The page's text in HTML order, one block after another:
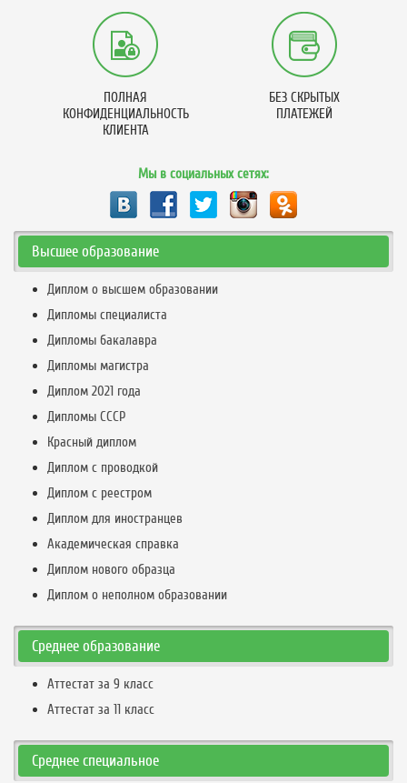
ПОЛНАЯ
КОНФИДЕНЦИАЛЬНОСТЬ
КЛИЕНТА
БЕЗ СКРЫТЫХ
ПЛАТЕЖЕЙ
Мы в социальных сетях:
Высшее образование
Диплом о высшем образовании
Дипломы специалиста
Дипломы бакалавра
Дипломы магистра
Диплом 2021 года
Дипломы СССР
Красный диплом
Диплом с проводкой
Диплом с реестром
Диплом для иностранцев
Академическая справка
Диплом нового образца
Диплом о неполном образовании
Среднее образование
Аттестат за 9 класс
Аттестат за 11 класс
Среднее специальное